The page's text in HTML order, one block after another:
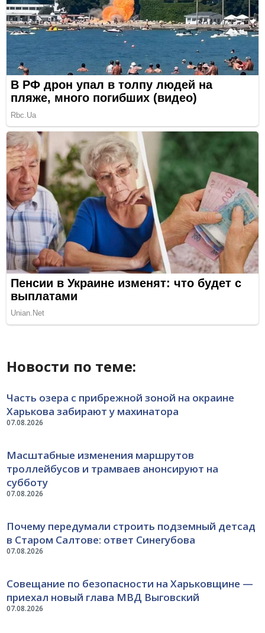
Новости по теме:
07.08.2026
Часть озера с прибрежной зоной на окраине
Харькова забирают у махинатора
07.08.2026
Масштабные изменения маршрутов
троллейбусов и трамваев анонсируют на
субботу
07.08.2026
Почему передумали строить подземный детсад
в Старом Салтове: ответ Синегубова
07.08.2026
Совещание по безопасности на Харьковщине —
приехал новый глава МВД Выговский